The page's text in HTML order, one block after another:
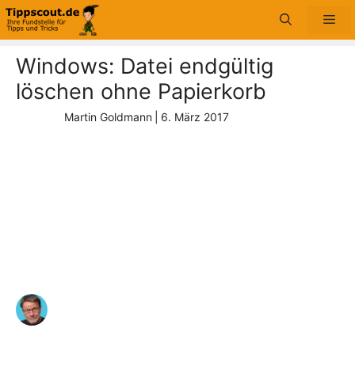
Zum
Inhalt
Windows: Datei endgültig
löschen ohne Papierkorb
Martin Goldmann 6. März 2017